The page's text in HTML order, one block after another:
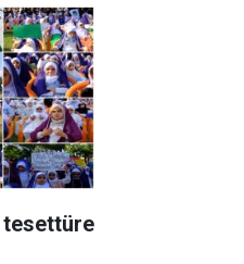
tesettüre